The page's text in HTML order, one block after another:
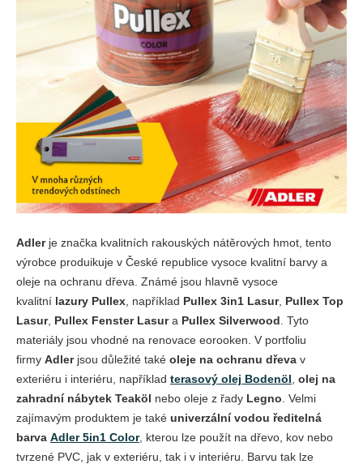
Adlerje značka kvalitních rakouských nátěrových hmot, tento
výrobce produikuje v České republice vysoce kvalitní barvy a
oleje na ochranu dřeva. Známé jsou hlavně vysoce
kvalitní lazury Pullex , například Pullex 3in1 Lasur, Pullex Top
Lasur, Pullex Fenster Lasura Pullex Silverwood . Tyto
materiály jsou vhodné na renovace eorooken. V portfoliu
firmy Adlerjsou důležité také oleje na ochranu dřeva v
exteriéru i interiéru, například terasový olej Bodenöl olej na
zahradní nábytek Teaköl nebo oleje z řady Legno . Velmi
zajímavým produktem je také univerzální vodou ředitelná
barva Adler 5in1 Color, kterou lze použít na dřevo, kov nebo
tvrzené PVC, jak v exteriéru, tak i v interiéru. Barvu tak lze